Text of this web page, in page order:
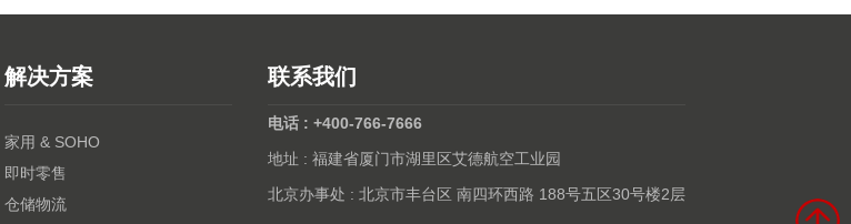
解决方案
家用 & SOHO
即时零售
仓储物流
联系我们
电话 : +400-766-7666
地址 : 福建省厦门市湖里区艾德航空工业园
北京办事处 : 北京市丰台区 南四环西路 188号五区30号楼2层